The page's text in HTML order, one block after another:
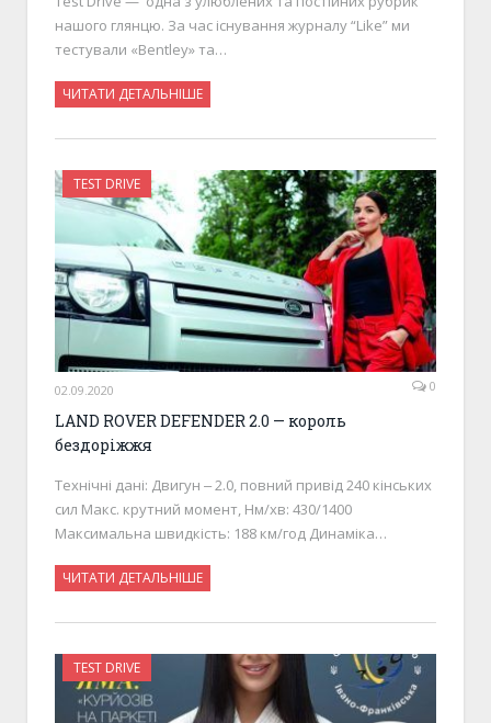
нашого глянцю. За час існування журналу “Like” ми
тестували «Bentley» та…
ЧИТАТИ ДЕТАЛЬНІШЕ
TEST DRIVE
02.09.2020 0
LAND ROVER DEFENDER 2.0 — король
бездоріжжя
Технічні дані: Двигун ‒ 2.0, повний привід 240 кінських
сил Макс. крутний момент, Нм/хв: 430/1400
Максимальна швидкість: 188 км/год Динаміка…
ЧИТАТИ ДЕТАЛЬНІШЕ
TEST DRIVE